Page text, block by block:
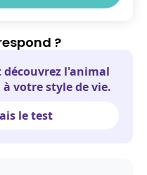
?
découvrez l'animal
votre style de vie.
le test